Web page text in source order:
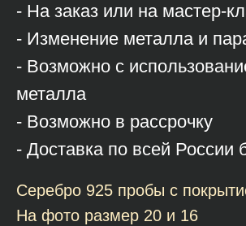
- На заказ или на мастер-
- Изменение металла и
- Возможно с
металла
- Возможно в рассрочку
- Доставка по всей России
Серебро 925 пробы с
На фото размер 20 и 16